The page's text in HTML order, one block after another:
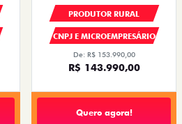
PRODUTOR RURAL
CNPJ E MICROEMPRESÁRIO
De: R$ 153.990,00
R$ 143.990,00
Quero agora!